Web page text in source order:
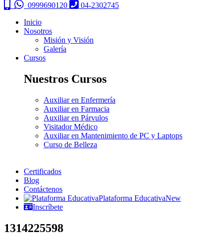
0999690120
04-2302745
Inicio
Nosotros
Misión y Visión
Galería
Cursos
Nuestros Cursos
Auxiliar en Enfermería
Auxiliar en Farmacia
Auxiliar en Párvulos
Visitador Médico
Auxiliar en Mantenimiento de PC y Laptops
Curso de Belleza
Certificados
Blog
Contáctenos
Plataforma EducativaNew
Inscríbete
1314225598